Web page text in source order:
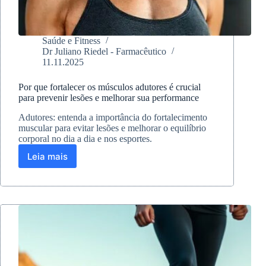
Saúde e Fitness
Dr Juliano Riedel - Farmacêutico
11.11.2025
Por que fortalecer os músculos adutores é crucial
para prevenir lesões e melhorar sua performance
Adutores: entenda a importância do fortalecimento
muscular para evitar lesões e melhorar o equilíbrio
corporal no dia a dia e nos esportes.
Leia mais
Por
fortalecer
músculos